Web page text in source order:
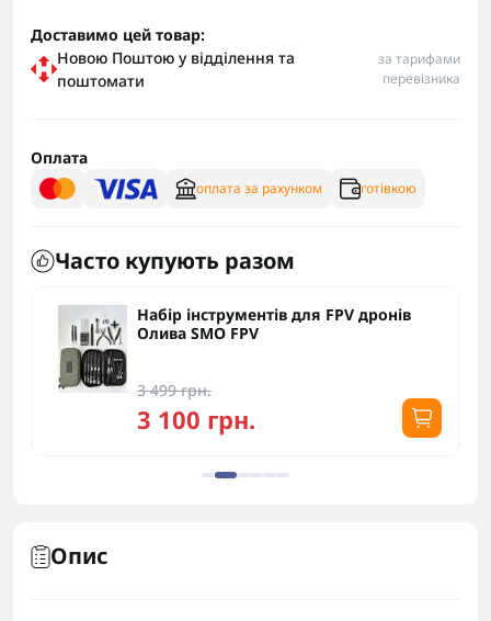
Доставимо цей товар:
Новою Поштою у відділення та
поштомати
за тарифами
перевізника
Оплата
оплата за рахунком готівкою
Часто купують разом
Набір інструментів для FPV дронів
Олива SMO FPV
3 499 грн.
3 100 грн.
Опис